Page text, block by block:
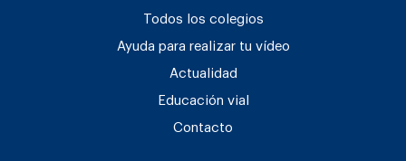
Todos los colegios
Ayuda para realizar tu vídeo
Actualidad
Educación vial
Contacto